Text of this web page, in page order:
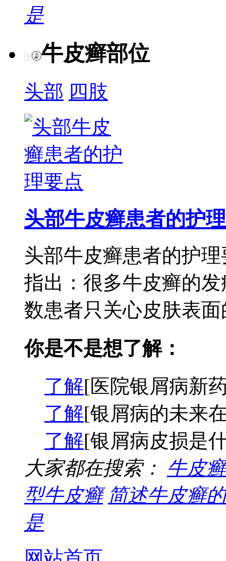
是
牛皮癣部位
头部 四肢
头部牛皮癣患者的护理
头部牛皮癣患者的护
指出：很多牛皮癣的
数患者只关心皮肤表
你是不是想了解：
了解[医院银屑病新
了解[银屑病的未来
了解[银屑病皮损是
大家都在搜索： 牛皮
型牛皮癣 简述牛皮癣
是